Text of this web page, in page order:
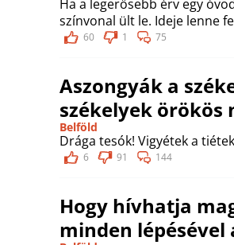
Ha a legerősebb érv egy
színvonal ült le. Ideje lenne
60 1 75
Aszongyák a
székelyek
Belföld
Drága tesók! Vigyétek a
6 91 144
Hogy hívhatja
minden lépésével